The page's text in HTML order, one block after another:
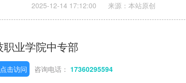
2025-12-14 17:12:00 来源：本站原创
职业学院中专部
点击访问 咨询电话： 17360295594